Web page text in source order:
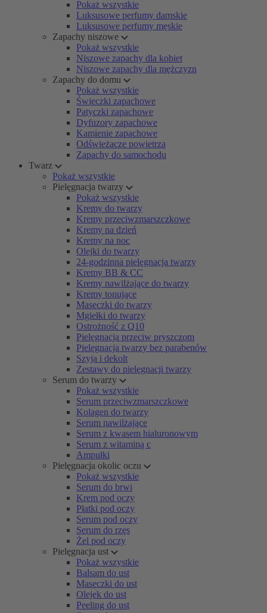
Pokaż wszystkie
Luksusowe perfumy damskie
Luksusowe perfumy męskie
Zapachy niszowe
Pokaż wszystkie
Niszowe zapachy dla kobiet
Niszowe zapachy dla mężczyzn
Zapachy do domu
Pokaż wszystkie
Świeczki zapachowe
Patyczki zapachowe
Dyfuzory zapachowe
Kamienie zapachowe
Odświeżacze powietrza
Zapachy do samochodu
Twarz
Pokaż wszystkie
Pielęgnacja twarzy
Pokaż wszystkie
Kremy do twarzy
Kremy przeciwzmarszczkowe
Kremy na dzień
Kremy na noc
Olejki do twarzy
24-godzinna pielęgnacja twarzy
Kremy BB & CC
Kremy nawilżające do twarzy
Kremy tonujące
Maseczki do twarzy
Mgiełki do twarzy
Ostrożność z Q10
Pielęgnacja przeciw pryszczom
Pielęgnacja twarzy bez parabenów
Szyja i dekolt
Zestawy do pielęgnacji twarzy
Serum do twarzy
Pokaż wszystkie
Serum przeciwzmarszczkowe
Kolagen do twarzy
Serum nawilżające
Serum z kwasem hialuronowym
Serum z witaminą c
Ampułki
Pielęgnacja okolic oczu
Pokaż wszystkie
Serum do brwi
Krem pod oczy
Płatki pod oczy
Serum pod oczy
Serum do rzęs
Żel pod oczy
Pielęgnacja ust
Pokaż wszystkie
Balsam do ust
Maseczki do ust
Olejek do ust
Peeling do ust